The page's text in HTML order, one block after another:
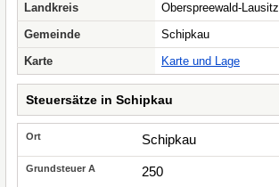
Landkreis
Oberspreewald-Lausitz
Gemeinde
Schipkau
Karte
Karte und Lage
Steuersätze in Schipkau
Schipkau
250